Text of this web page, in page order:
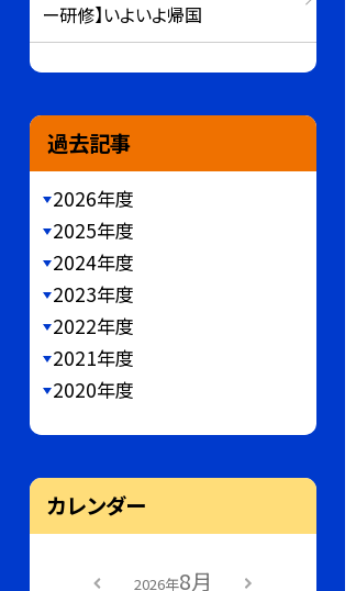
ー研修】いよいよ帰国
過去記事
2026年度
2025年度
2024年度
2023年度
2022年度
2021年度
2020年度
カレンダー
2026年8月